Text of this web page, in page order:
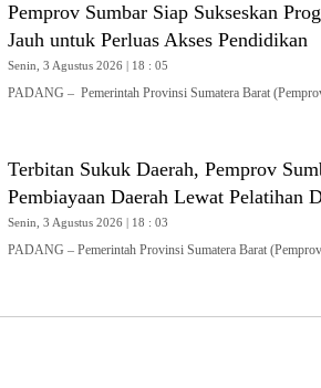
Pemprov Sumbar Siap Sukseskan
Jauh untuk Perluas Akses Pendidikan
Senin, 3 Agustus 2026 | 18 : 05
PADANG – Pemerintah Provinsi Sumatera Barat
Terbitan Sukuk Daerah, Pemprov
Pembiayaan Daerah Lewat Pelatihan
Senin, 3 Agustus 2026 | 18 : 03
PADANG – Pemerintah Provinsi Sumatera Barat